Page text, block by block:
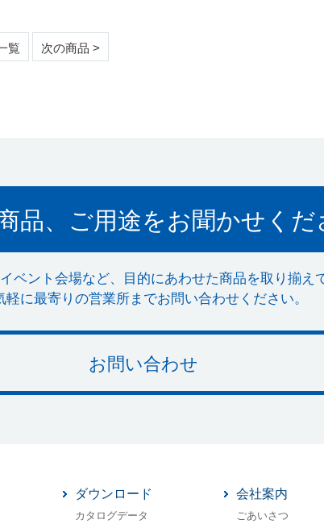
覧 次の商品 >
品、ご用途をお聞かせくだ
ベント会場など、目的にあわせた商品を取り揃え
軽に最寄りの営業所までお問い合わせください。
お問い合わせ
ダウンロード
カタログデータ
会社案内
ごあいさつ